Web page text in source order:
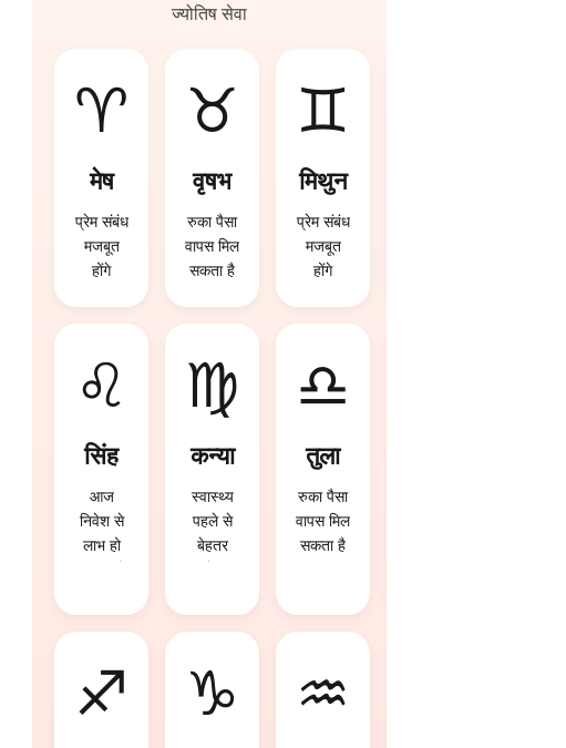
ज्योतिष सेवा
♈
मेष
प्रेम संबंध
मजबूत
होंगे
♉
वृषभ
रुका पैसा
वापस मिल
सकता है
♊
मिथुन
प्रेम संबंध
मजबूत
होंगे
♌
सिंह
आज
निवेश से
लाभ हो
♍
कन्या
स्वास्थ्य
पहले से
बेहतर
♎
तुला
रुका पैसा
वापस मिल
सकता है
♐ ♑ ♒